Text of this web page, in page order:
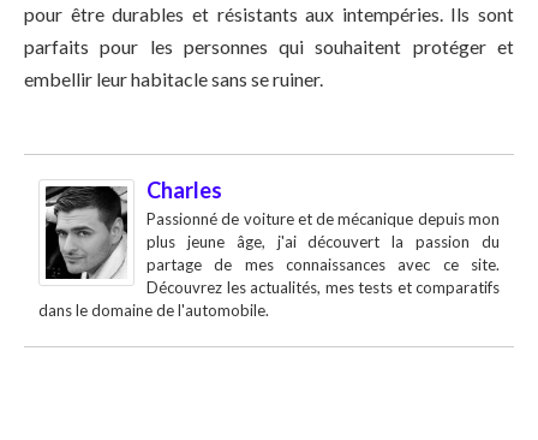
pour être durables et résistants aux intempéries. Ils sont
parfaits pour les personnes qui souhaitent protéger et
embellir leur habitacle sans se ruiner.
Charles
Passionné de voiture et de mécanique depuis mon
plus jeune âge, j'ai découvert la passion du
partage de mes connaissances avec ce site.
Découvrez les actualités, mes tests et comparatifs
dans le domaine de l'automobile.